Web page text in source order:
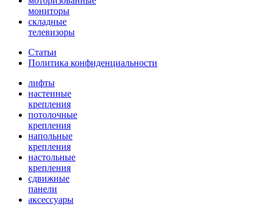
мониторы
складные
телевизоры
Статьи
Политика конфиденциальности
лифты
настенные
крепления
потолочные
крепления
напольные
крепления
настольные
крепления
сдвижные
панели
аксессуары